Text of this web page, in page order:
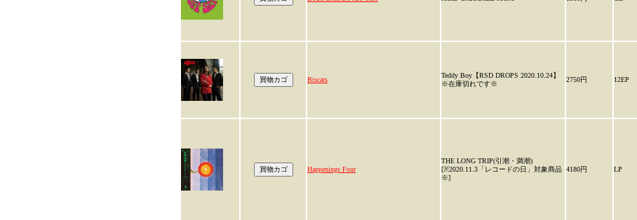
Biscats
Teddy Boy【RSD DROPS 2020.10.24】
※在庫切れです※
2750円 12EP
Happenings Four
THE LONG TRIP(引潮・満潮)
[※2020.11.3「レコードの日」対象商品
※]
4180円 LP